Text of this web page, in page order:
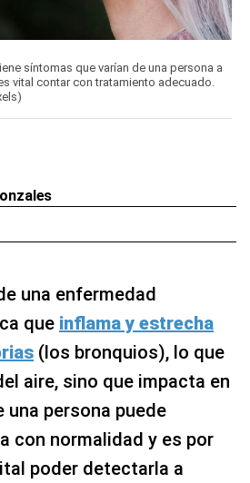
síntomas que varían de una persona a
vital contar con tratamiento adecuado.
una enfermedad
que inflama y estrecha
(los bronquios), lo que
aire, sino que impacta en
una persona puede
con normalidad y es por
poder detectarla a